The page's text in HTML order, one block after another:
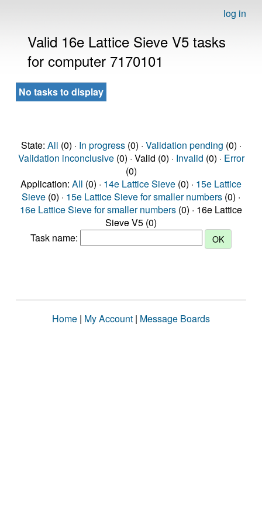
log in
Valid 16e Lattice Sieve V5 tasks
for computer 7170101
No tasks to display
State: All (0) · In progress(0) · Validation pending (0) ·
Validation inconclusive(0) · Valid (0) · Invalid (0) · Error
(0)
Application: All (0) · 14e Lattice Sieve (0) · 15e Lattice
Sieve (0) · 15e Lattice Sieve for smaller numbers (0) ·
16e Lattice Sieve for smaller numbers (0) · 16e Lattice
Sieve V5 (0)
Task name:
Home | My Account | Message Boards